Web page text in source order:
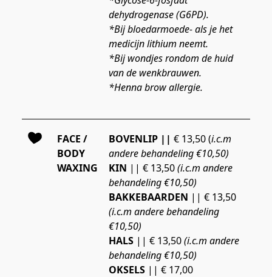
dehydrogenase (G6PD).
*Bij bloedarmoede- als je het
medicijn lithium neemt.
*Bij wondjes rondom de huid
van de wenkbrauwen.
*Henna brow allergie.
FACE /
BODY
WAXING
BOVENLIP || € 13,50 (i.c.m
andere behandeling €10,50)
KIN || € 13,50 (i.c.m andere
behandeling €10,50)
BAKKEBAARDEN || € 13,50
(i.c.m andere behandeling
€10,50)
HALS || € 13,50 (i.c.m andere
behandeling €10,50)
OKSELS || € 17,00